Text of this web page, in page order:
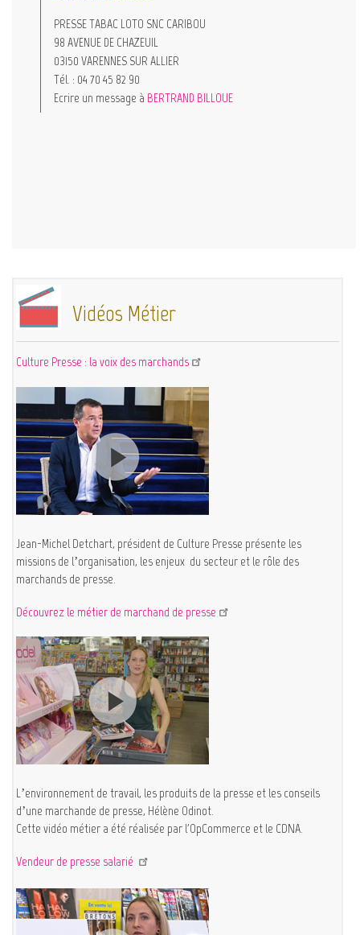
PRESSE TABAC LOTO SNC CARIBOU
98 AVENUE DE CHAZEUIL
03150 VARENNES SUR ALLIER
Tél. : 04 70 45 82 90
Ecrire un message à BERTRAND BILLOUE
Vidéos Métier
Culture Presse : la voix des marchands
Jean-Michel Detchart, président de Culture Presse présente les
missions de l’organisation, les enjeux du secteur et le rôle des
marchands de presse.
Découvrez le métier de marchand de presse
L’environnement de travail, les produits de la presse et les conseils
d’une marchande de presse, Hélène Odinot.
Cette vidéo métier a été réalisée par l'OpCommerce et le CDNA.
Vendeur de presse salarié